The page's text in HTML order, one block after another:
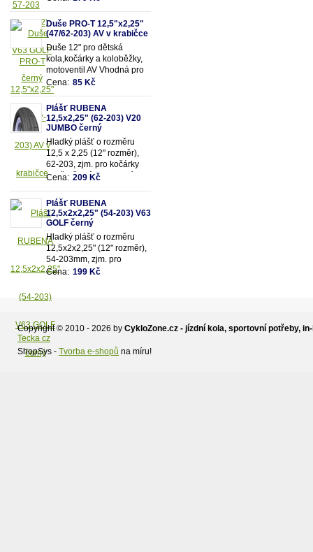
Duše PRO-T 12,5"x2,25"
(47/62-203) AV v krabičce
Duše 12" pro dětská
kola,kočárky a koloběžky,
motoventil AV Vhodná pro
rozměry pláště 12,5"x2,25"
(resp.47/62-203mm)
Cena: 85 Kč
Plášť RUBENA
12,5x2,25" (62-203) V20
JUMBO černý
Hladký plášť o rozměru
12,5 x 2,25 (12" rozměr),
62-203, zjm. pro kočárky
popř. dětská kola, dezén
Cena: 209 Kč
Plášť RUBENA
12,5x2x2,25" (54-203) V63
GOLF černý
Hladký plášť o rozměru
12,5x2x2,25" (12" rozměr),
54-203mm, zjm. pro
kočárky popř. dětská kola,
černý.Vhodné na kočárek
JANE,zadní kola.
Cena: 199 Kč
Copyright © 2010 - 2026 by CykloZone.cz - jízdní kola, sportovní potřeby,
Tecka cz
ShopSys - Tvorba e-shopů na míru!